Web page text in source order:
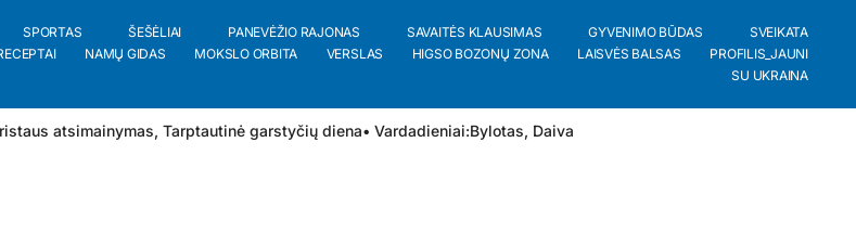
SPORTAS ŠEŠĖLIAI PANEVĖŽIO RAJONAS SAVAITĖS KLAUSIMAS GYVENIMO BŪDAS
SVEIKATA
NAMŲ GIDAS MOKSLO ORBITA VERSLAS HIGSO BOZONŲ ZONA LAISVĖS BALSAS
PROFILIS_JAUNI
SU UKRAINA
atsimainymas, Tarptautinė garstyčių diena• Vardadieniai:Bylotas, Daiva